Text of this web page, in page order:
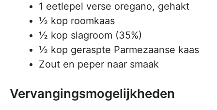
1 eetlepel verse oregano, gehakt
½ kop roomkaas
½ kop slagroom (35%)
½ kop geraspte Parmezaanse kaas
Zout en peper naar smaak
Vervangingsmogelijkheden